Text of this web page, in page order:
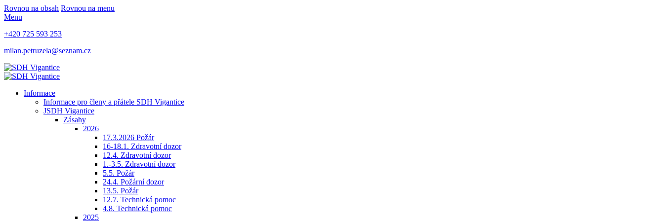
Rovnou na obsah Rovnou na menu
Menu
+420 725 593 253
milan.petruzela@seznam.cz
Informace
Informace pro členy a přátele SDH Vigantice
JSDH Vigantice
Zásahy
2026
17.3.2026 Požár
16-18.1. Zdravotní dozor
12.4. Zdravotní dozor
1.-3.5. Zdravotní dozor
5.5. Požár
24.4. Požární dozor
13.5. Požár
12.7. Technická pomoc
4.8. Technická pomoc
2025